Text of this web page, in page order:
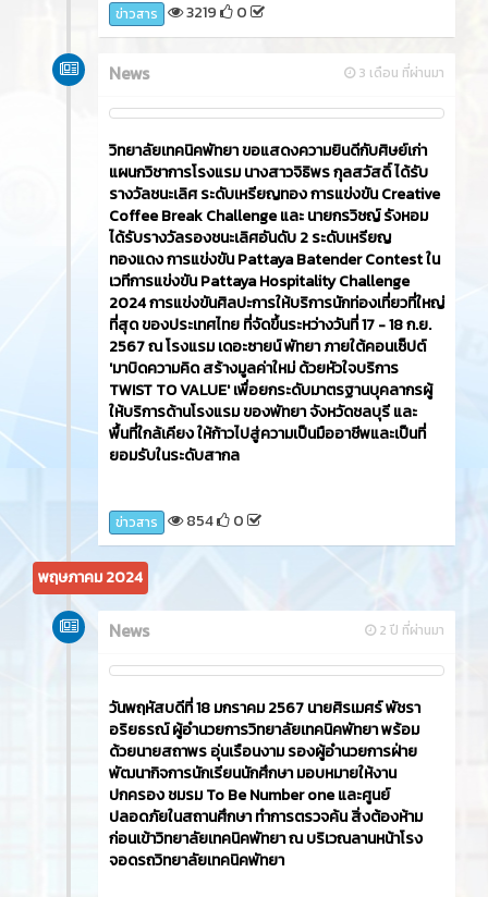
ข่าวสาร 3219 0
3 เดือน ที่ผ่านมา
News
วิทยาลัยเทคนิคพัทยา ขอแสดงความยินดีกับศิษย์เก่า
แผนกวิชาการโรงแรม นางสาวจิธิพร กุลสวัสดิ์ ได้รับ
รางวัลชนะเลิศ ระดับเหรียญทอง การแข่งขัน Creative
Coffee Break Challenge และ นายกรวิชญ์ รังหอม
ได้รับรางวัลรองชนะเลิศอันดับ 2 ระดับเหรียญ
ทองแดง การแข่งขัน Pattaya Batender Contest ใน
เวทีการแข่งขัน Pattaya Hospitality Challenge
2024 การแข่งขันศิลปะการให้บริการนักท่องเที่ยวที่ใหญ่
ที่สุด ของประเทศไทย ที่จัดขึ้นระหว่างวันที่ 17 - 18 ก.ย.
2567 ณ โรงแรม เดอะซายน์ พัทยา ภายใต้คอนเซ็ปต์
'มาบิดความคิด สร้างมูลค่าใหม่ ด้วยหัวใจบริการ
TWIST TO VALUE' เพื่อยกระดับมาตรฐานบุคลากรผู้
ให้บริการด้านโรงแรม ของพัทยา จังหวัดชลบุรี และ
พื้นที่ใกล้เคียง ให้ก้าวไปสู่ความเป็นมืออาชีพและเป็นที่
ยอมรับในระดับสากล
ข่าวสาร 854 0
พฤษภาคม 2024
2 ปี ที่ผ่านมา
News
วันพฤหัสบดีที่ 18 มกราคม 2567 นายศิรเมศร์ พัชรา
อริยธรณ์ ผู้อำนวยการวิทยาลัยเทคนิคพัทยา พร้อม
ด้วยนายสถาพร อุ่นเรือนงาม รองผู้อำนวยการฝ่าย
พัฒนากิจการนักเรียนนักศึกษา มอบหมายให้งาน
ปกครอง ชมรม To Be Number one และศูนย์
ปลอดภัยในสถานศึกษา ทำการตรวจค้น สิ่งต้องห้าม
ก่อนเข้าวิทยาลัยเทคนิคพัทยา ณ บริเวณลานหน้าโรง
จอดรถวิทยาลัยเทคนิคพัทยา